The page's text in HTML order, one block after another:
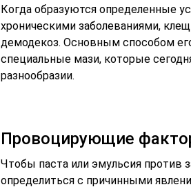
Когда образуются определенные
хроническими заболеваниями,
демодекоз. Основным способом
специальные мази, которые
разнообразии.
Провоцирующие
Чтобы паста или эмульсия против
определиться с причинными